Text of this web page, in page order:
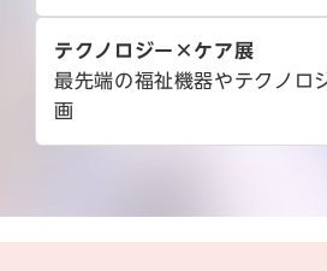
テクノロジー×ケア展
最先端の福祉機器やテクノロ
画